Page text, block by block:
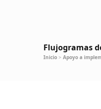
Flujogramas
Inicio > Apoyo a